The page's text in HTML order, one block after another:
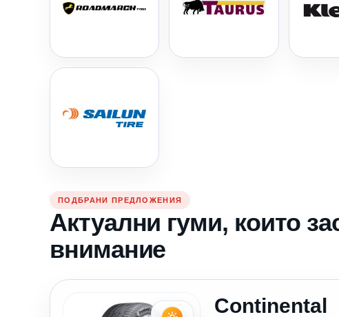
ПОДБРАНИ ПРЕДЛОЖЕНИЯ
Актуални гуми, които
внимание
Continental